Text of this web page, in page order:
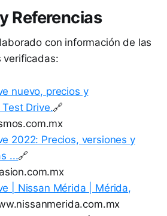
Referencias
con información de las
verificadas:
nuevo, precios y
Drive.🔗
2022: Precios, versiones y
...🔗
| Nissan Mérida | Mérida,